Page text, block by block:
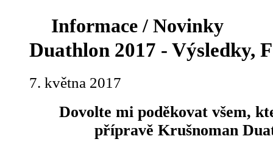
Informace / Novinky
Duathlon 2017 - Výsledky,
7. května 2017
Dovolte mi poděkovat všem,
přípravě Krušnoman